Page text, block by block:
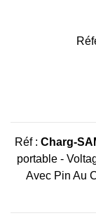
Réf : Charg-
portable -
Avec Pin Au